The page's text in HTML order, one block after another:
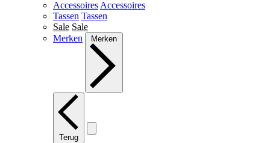
Accessoires Accessoires
Tassen Tassen
Sale Sale
Merken
Merken
Terug